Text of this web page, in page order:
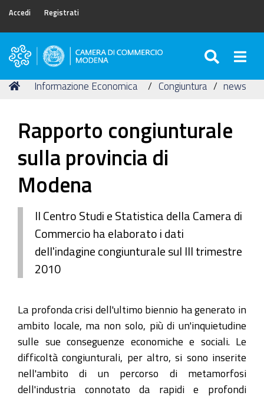
Accedi Registrati
Camera
Commercio
Tu
Home
Informazione Economica Congiuntura news
Rapporto congiunturale
sulla provincia di
Modena
Il Centro Studi e Statistica della Camera di
Commercio ha elaborato i dati
dell'indagine congiunturale sul III trimestre
2010
La profonda crisi dell'ultimo biennio ha generato in
ambito locale, ma non solo, più di un'inquietudine
sulle sue conseguenze economiche e sociali. Le
difficoltà congiunturali, per altro, si sono inserite
nell'ambito di un percorso di metamorfosi
dell'industria connotato da rapidi e profondi